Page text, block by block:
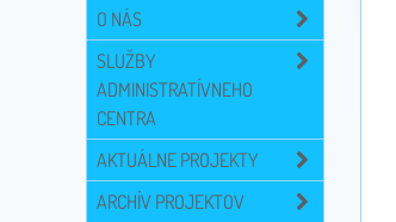
O NÁS
SLUŽBY
ADMINISTRATÍVNEHO
CENTRA
AKTUÁLNE PROJEKTY
ARCHÍV PROJEKTOV